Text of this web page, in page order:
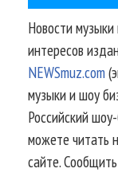
Новости
интересов
NEWSmuz.com
музыки и шоу
Российский
можете читать
сайте.